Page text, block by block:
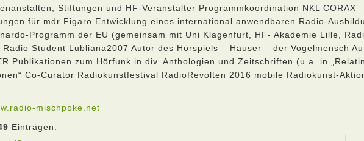
Stiftungen und HF-Veranstalter Programmkoordination NKL CORAX
für mdr Figaro Entwicklung eines international anwendbaren Radio-
Programm der EU (gemeinsam mit Uni Klagenfurt, HF- Akademie Lille,
Student Lubliana2007 Autor des Hörspiels – Hauser – der Vogelmensch
Publikationen zum Hörfunk in div. Anthologien und Zeitschriften (u.a. in
Co-Curator Radiokunstfestival RadioRevolten 2016 mobile Radiokunst-
mischpoke.net
Einträgen.